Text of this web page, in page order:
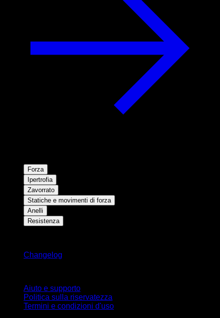
Forza
Ipertrofia
Zavorrato
Statiche e movimenti di forza
Anelli
Resistenza
Changelog
Aiuto e supporto
Politica sulla riservatezza
Termini e condizioni d'uso